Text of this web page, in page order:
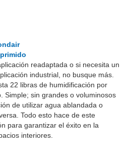
readaptada o si necesita un
industrial, no busque más.
22 libras de humidificación por
Simple; sin grandes o voluminosos
de utilizar agua ablandada o
Todo esto hace de este
para garantizar el éxito en la
interiores.